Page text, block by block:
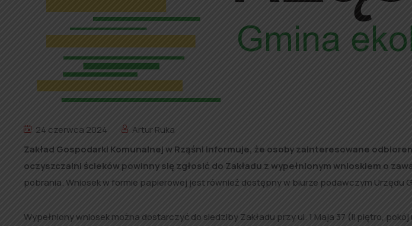
24 czerwca 2024
Artur Ruka
Zakład Gospodarki Komunalnej w Rząśni informuje, że osoby zainteresowane
oczyszczalni ścieków powinny się zgłosić do Zakładu z wypełnionym wnioskiem o
pobrania. Wniosek w formie papierowej jest również dostępny w biurze podawczym Urzędu
Wypełniony wniosek można dostarczyć do siedziby Zakładu przy ul. 1 Maja 37 (II piętro,